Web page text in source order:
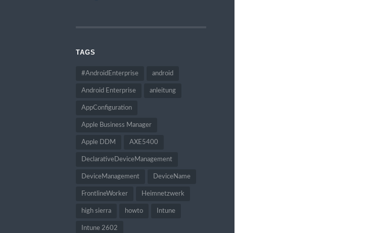
TAGS
#AndroidEnterprise android
Android Enterprise anleitung
AppConfiguration
Apple Business Manager
Apple DDM AXE5400
DeclarativeDeviceManagement
DeviceManagement DeviceName
FrontlineWorker Heimnetzwerk
high sierra howto Intune
Intune 2602